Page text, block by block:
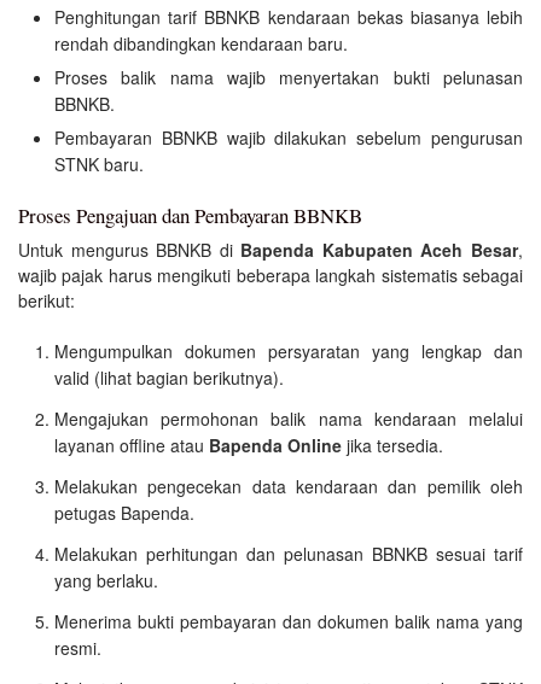
Penghitungan tarif BBNKB kendaraan bekas biasanya lebih
rendah dibandingkan kendaraan baru.
Proses balik nama wajib menyertakan bukti pelunasan
BBNKB.
Pembayaran BBNKB wajib dilakukan sebelum pengurusan
STNK baru.
Proses Pengajuan dan Pembayaran BBNKB
Untuk mengurus BBNKB di Bapenda Kabupaten Aceh Besar,
wajib pajak harus mengikuti beberapa langkah sistematis sebagai
berikut:
Mengumpulkan dokumen persyaratan yang lengkap dan
valid (lihat bagian berikutnya).
Mengajukan permohonan balik nama kendaraan melalui
layanan offline atau Bapenda Online jika tersedia.
Melakukan pengecekan data kendaraan dan pemilik oleh
petugas Bapenda.
Melakukan perhitungan dan pelunasan BBNKB sesuai tarif
yang berlaku.
Menerima bukti pembayaran dan dokumen balik nama yang
resmi.